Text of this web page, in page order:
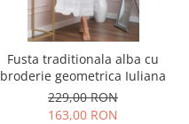
Fusta traditionala alba cu
broderie geometrica Iuliana
229,00 RON
163,00 RON